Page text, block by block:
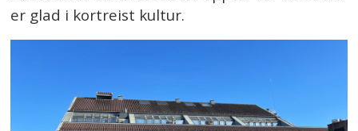
er glad i kortreist kultur.